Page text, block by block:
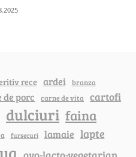
rece ardei branza
de porc carne de vita cartofi
dulciuri faina
fursecuri lamaie lapte